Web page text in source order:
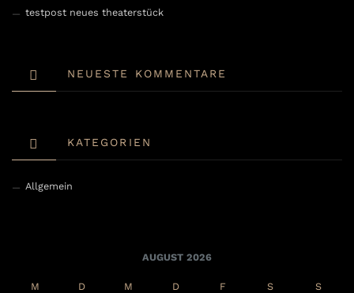
testpost neues theaterstück
NEUESTE KOMMENTARE
KATEGORIEN
Allgemein
AUGUST 2026
M D M D F S S